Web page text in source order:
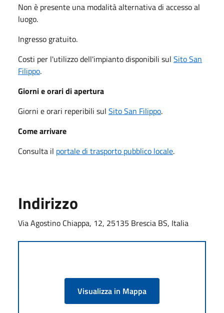
Non è presente una modalità alternativa di accesso al
luogo.
Ingresso gratuito.
Costi per l'utilizzo dell'impianto disponibili sul Sito San
Filippo.
Giorni e orari di apertura
Giorni e orari reperibili sul Sito San Filippo.
Come arrivare
Consulta il portale di trasporto pubblico locale.
Indirizzo
Via Agostino Chiappa, 12, 25135 Brescia BS, Italia
Visualizza in Mappa